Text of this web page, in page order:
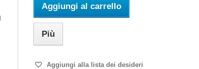
Aggiungi al carrello
Più
Aggiungi alla lista dei desideri